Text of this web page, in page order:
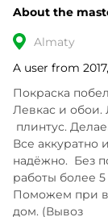
About the
Almaty
A user from
Покраска
Левкас и обои.
Все аккуратно и
надёжно.  Без
работы более 5
Поможем при
дом. (Вывоз